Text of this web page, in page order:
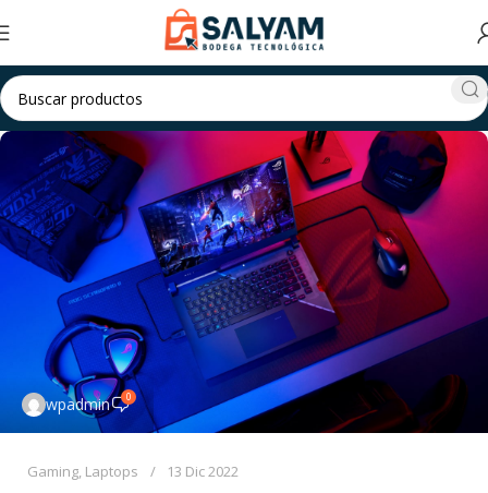
wpadmin 0
Gaming, Laptops 13 Dic 2022